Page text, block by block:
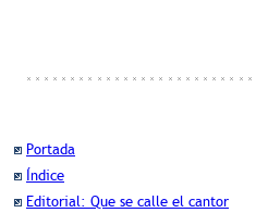
Portada
Índice
Editorial: Que se calle el cantor